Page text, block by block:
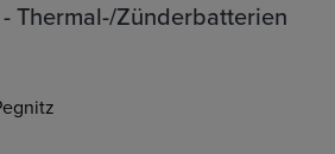
Thermal-/Zünderbatterien